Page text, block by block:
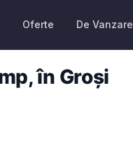
Oferte De Vanzare
în Groși